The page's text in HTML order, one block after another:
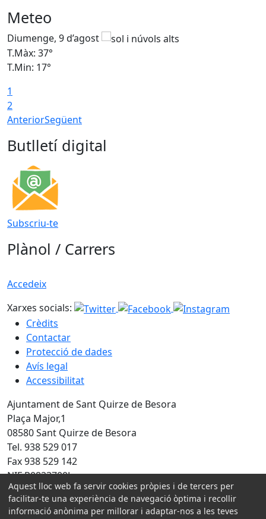
Meteo
Diumenge, 9 d’agost
T.Màx: 37°
T.Min: 17°
1
2
AnteriorSegüent
Butlletí digital
Subscriu-te
Plànol / Carrers
Accedeix
Xarxes socials:
Crèdits
Contactar
Protecció de dades
Avís legal
Accessibilitat
Ajuntament de Sant Quirze de Besora
Plaça Major,1
08580 Sant Quirze de Besora
Tel. 938 529 017
Fax 938 529 142
NIF P0823700J
Amb la col·laboració de:
Aquest lloc web fa servir cookies pròpies i de tercers per
facilitar-te una experiència de navegació òptima i recollir
informació anònima per millorar i adaptar-nos a les teves